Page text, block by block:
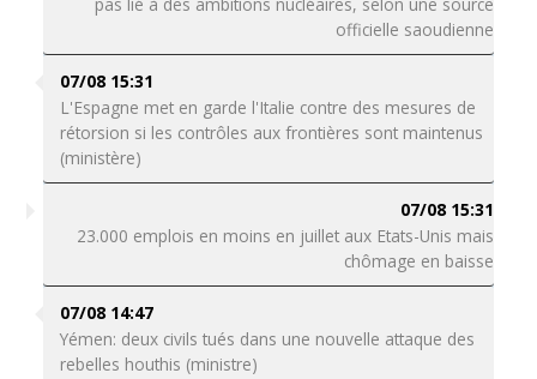
officielle saoudienne
07/08 15:31
L'Espagne met en garde l'Italie contre des mesures de
rétorsion si les contrôles aux frontières sont maintenus
(ministère)
07/08 15:31
23.000 emplois en moins en juillet aux Etats-Unis mais
chômage en baisse
07/08 14:47
Yémen: deux civils tués dans une nouvelle attaque des
rebelles houthis (ministre)